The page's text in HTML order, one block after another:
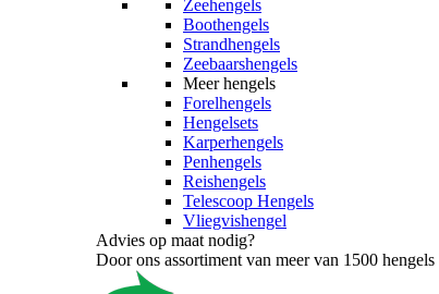
Zeehengels
Boothengels
Strandhengels
Zeebaarshengels
Meer hengels
Forelhengels
Hengelsets
Karperhengels
Penhengels
Reishengels
Telescoop Hengels
Vliegvishengel
Advies op maat nodig?
Door ons assortiment van meer van 1500